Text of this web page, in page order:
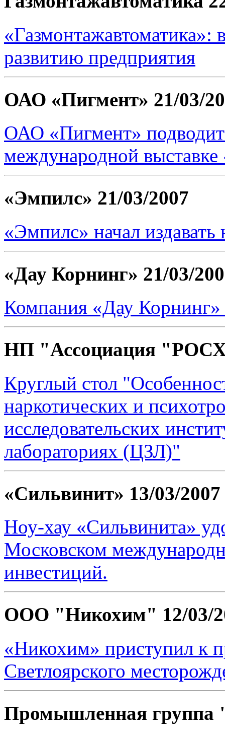
развитию предприятия
ОАО «Пигмент» 21/03/
ОАО «Пигмент» подводит
международной выставке
«Эмпилс» 21/03/2007
«Эмпилс» начал
«Дау Корнинг» 21/03/
Компания «Дау
НП "Ассоциация
Круглый стол
наркотических и
исследовательских
лабораториях (ЦЗЛ)"
«Сильвинит» 13/03/2007
Ноу-хау «Сильвинита»
Московском
инвестиций.
ООО "Никохим" 12/03/
«Никохим» приступил к
Светлоярского
Промышленная